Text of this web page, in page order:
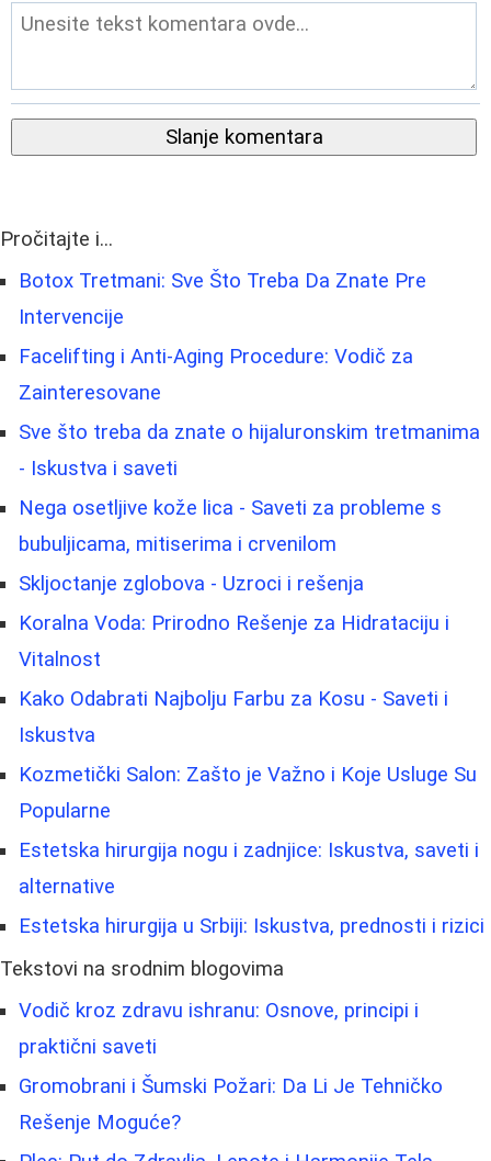
Slanje komentara
Pročitajte i...
Botox Tretmani: Sve Što Treba Da Znate Pre
Intervencije
Facelifting i Anti-Aging Procedure: Vodič za
Zainteresovane
Sve što treba da znate o hijaluronskim tretmanima
- Iskustva i saveti
Nega osetljive kože lica - Saveti za probleme s
bubuljicama, mitiserima i crvenilom
Skljoctanje zglobova - Uzroci i rešenja
Koralna Voda: Prirodno Rešenje za Hidrataciju i
Vitalnost
Kako Odabrati Najbolju Farbu za Kosu - Saveti i
Iskustva
Kozmetički Salon: Zašto je Važno i Koje Usluge Su
Popularne
Estetska hirurgija nogu i zadnjice: Iskustva, saveti i
alternative
Estetska hirurgija u Srbiji: Iskustva, prednosti i rizici
Tekstovi na srodnim blogovima
Vodič kroz zdravu ishranu: Osnove, principi i
praktični saveti
Gromobrani i Šumski Požari: Da Li Je Tehničko
Rešenje Moguće?